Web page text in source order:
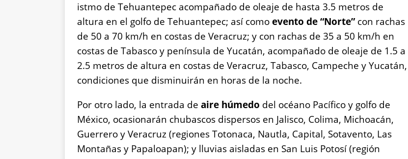
istmo de Tehuantepec acompañado de oleaje de hasta 3.5 metros de
altura en el golfo de Tehuantepec; así comoevento de “Norte”con rachas
de 50 a 70 km/h en costas de Veracruz; y con rachas de 35 a 50 km/h en
costas de Tabasco y península de Yucatán, acompañado de oleaje de 1.5 a
2.5 metros de altura en costas de Veracruz, Tabasco, Campeche y Yucatán,
condiciones que disminuirán en horas de la noche.
Por otro lado, la entrada de aire húmedo del océano Pacífico y golfo de
México, ocasionarán chubascos dispersos en Jalisco, Colima, Michoacán,
Guerrero y Veracruz (regiones Totonaca, Nautla, Capital, Sotavento, Las
Montañas y Papaloapan); y lluvias aisladas en San Luis Potosí (región